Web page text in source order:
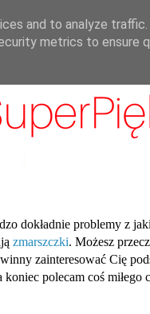
dokładnie problemy z
zmarszczki. Możesz
zainteresować Cię
koniec polecam coś miłego
and to analyze traffic.
metrics to ensure